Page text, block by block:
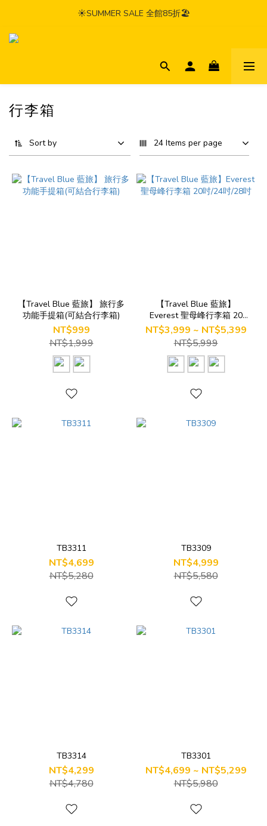
☀️SUMMER SALE 全館85折🏖️
行李箱
Sort by 24 Items per page
【Travel Blue 藍旅】 旅行多
功能手提箱(可結合行李箱)
NT$999
NT$1,999
【Travel Blue 藍旅】
Everest 聖母峰行李箱 20
吋/24吋/28吋
NT$3,999 ~ NT$5,399
NT$5,999
TB3311
NT$4,699
NT$5,280
TB3309
NT$4,999
NT$5,580
TB3314
NT$4,299
NT$4,780
TB3301
NT$4,699 ~ NT$5,299
NT$5,980